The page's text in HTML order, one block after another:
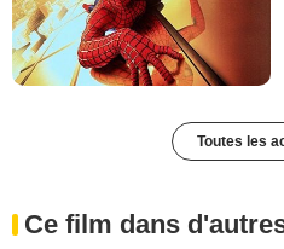
Toutes les
Ce film dans